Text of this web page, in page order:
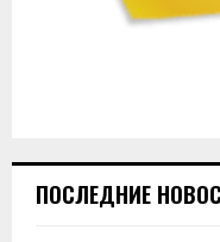
ПОСЛЕДНИЕ